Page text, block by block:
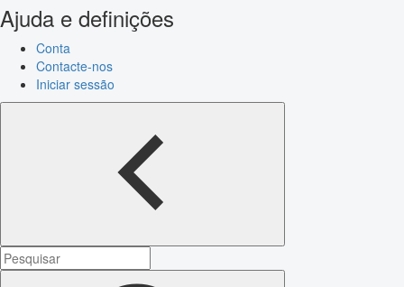
Ajuda e definições
Conta
Contacte-nos
Iniciar sessão